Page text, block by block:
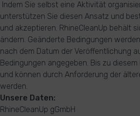
Indem Sie selbst eine Aktivität
unterstützen Sie diesen Ansatz und
und akzeptieren. RhineCleanUp behält
ändern. Geänderte Bedingungen
nach dem Datum der Veröffentlichung
Bedingungen angegeben. Bis zu
und können durch Anforderung der
werden.
Unsere Daten:
RhineCleanUp gGmbH